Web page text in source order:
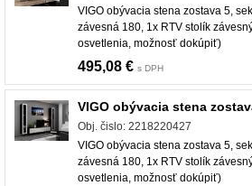
VIGO obývacia stena zostava 5,
závesná 180, 1x RTV stolík
osvetlenia, možnosť dokúpiť)
495,08 € s DPH
VIGO obývacia stena
Obj. čislo: 2218220427
VIGO obývacia stena zostava 5,
závesná 180, 1x RTV stolík
osvetlenia, možnosť dokúpiť)